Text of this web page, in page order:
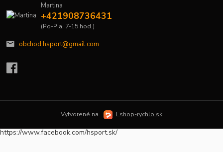
Martina
+421908736431
(Po-Pia, 7-15 hod.)
obchod.hsport@gmail.com
Vytvorené na Eshop-rychlo.sk
https://www.facebook.com/hsport.sk/